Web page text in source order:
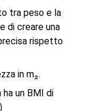
tra peso e la
di creare una
rispetto
in m₂.
ha un BMI di